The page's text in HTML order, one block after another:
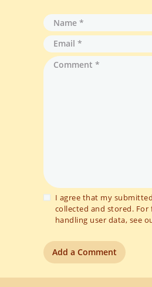
I agree that my
collected and stored.
handling user data, see